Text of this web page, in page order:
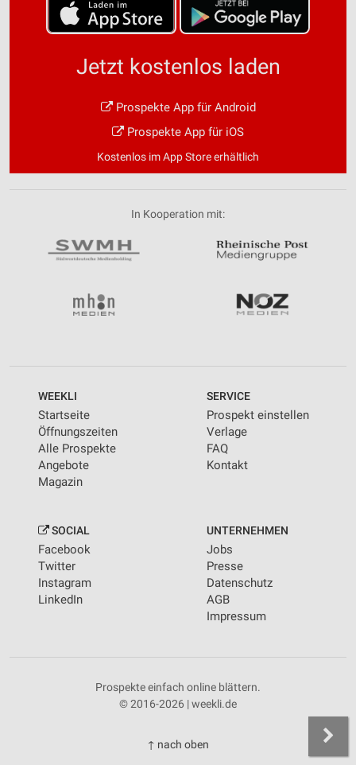
Jetzt kostenlos laden
Prospekte App für Android
Prospekte App für iOS
Kostenlos im App Store erhältlich
In Kooperation mit:
WEEKLI
Startseite
Öffnungszeiten
Alle Prospekte
Angebote
Magazin
SERVICE
Prospekt einstellen
Verlage
FAQ
Kontakt
SOCIAL
Facebook
Twitter
Instagram
LinkedIn
UNTERNEHMEN
Jobs
Presse
Datenschutz
AGB
Impressum
Prospekte einfach online blättern.
© 2016-2026 | weekli.de
↑ nach oben